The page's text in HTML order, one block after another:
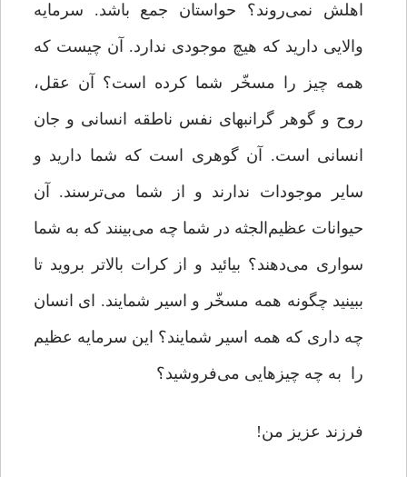
اهلش نمی‌روند؟ حواستان جمع باشد. سرمایه
والایی دارید که هیچ موجودی ندارد. آن چیست که
همه چیز را مسخّر شما کرده است؟ آن عقل،
روح و گوهر گرانبهای نفس ناطقه انسانی و جان
انسانی است. آن گوهری است که شما دارید و
سایر موجودات ندارند و از شما می‌ترسند. آن
حیوانات عظیم‌الجثه در شما چه می‌بینند که به شما
سواری می‌دهند؟ بیائید و از کرات بالاتر بروید تا
ببینید چگونه همه مسخّر و اسیر شمایند. ای انسان
چه داری که همه اسیر شمایند؟ این سرمایه عظیم
را به چه چیزهایی می‌فروشید؟
فرزند عزیز من!